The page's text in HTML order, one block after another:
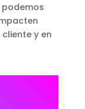
y en